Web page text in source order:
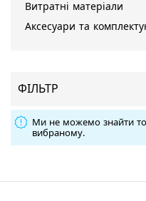
ФІЛЬТР
Ми не можемо знайти
вибраному.
Витратні матеріали
Аксесуари та